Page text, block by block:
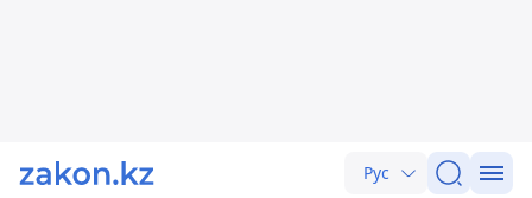
Рус